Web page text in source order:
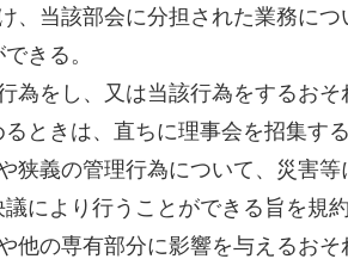
当該部会に分担された業務につ
きる。
をし、又は当該行為をするおそ
ときは、直ちに理事会を招集す
義の管理行為について、災害等
により行うことができる旨を規
の専有部分に影響を与えるおそ